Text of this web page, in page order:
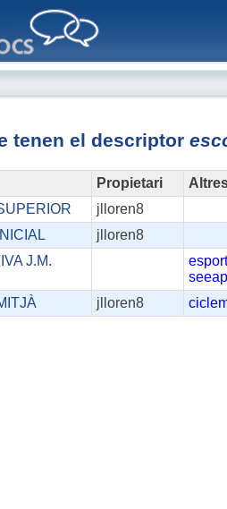
tenen el descriptor
Propietari
jlloren8
jlloren8
J.M.
jlloren8